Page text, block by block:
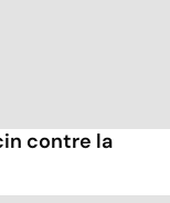
contre la